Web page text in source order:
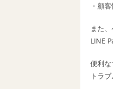
・顧
また
LINE
便利
トラ